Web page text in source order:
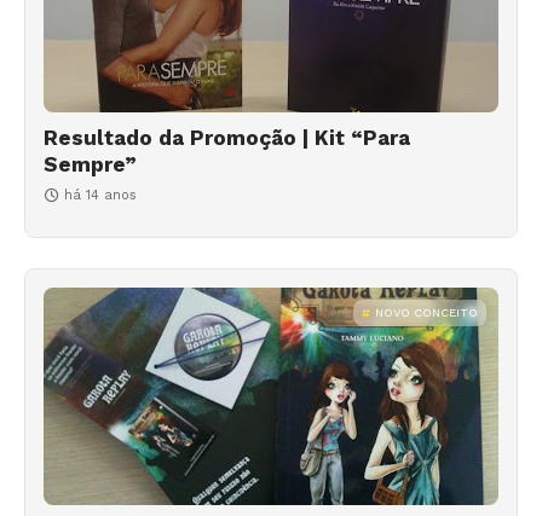
Resultado da Promoção | Kit “Para
Sempre”
há 14 anos
NOVO CONCEITO